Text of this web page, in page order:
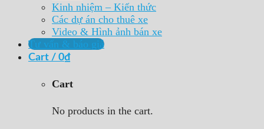
Kinh nhiệm – Kiến thức
Các dự án cho thuê xe
Video & Hình ảnh bán xe
Tư vấn & báo giá
Cart / 0₫
Cart
No products in the cart.